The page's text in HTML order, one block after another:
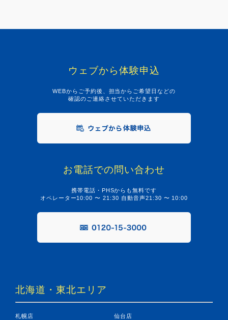
ウェブから体験申込
WEBからご予約後、担当からご希望日などの
確認のご連絡させていただきます
お電話での問い合わせ
携帯電話・PHSからも無料です
オペレーター10:00 〜 21:30 自動音声21:30 〜 10:00
北海道・東北エリア
札幌店 仙台店